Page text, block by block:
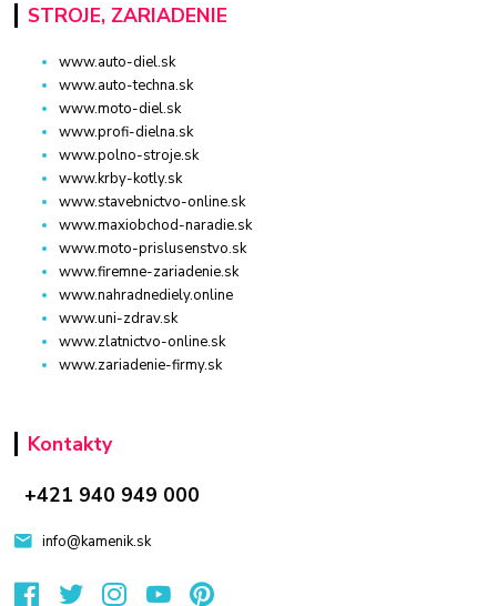
STROJE, ZARIADENIE
www.auto-diel.sk
www.auto-techna.sk
www.moto-diel.sk
www.profi-dielna.sk
www.polno-stroje.sk
www.krby-kotly.sk
www.stavebnictvo-online.sk
www.maxiobchod-naradie.sk
www.moto-prislusenstvo.sk
www.firemne-zariadenie.sk
www.nahradnediely.online
www.uni-zdrav.sk
www.zlatnictvo-online.sk
www.zariadenie-firmy.sk
Kontakty
+421 940 949 000
info@kamenik.sk